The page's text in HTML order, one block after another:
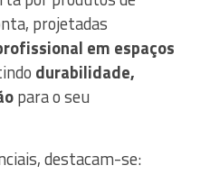
projetadas
em espaços
durabilidade,
para o seu
destacam-se: